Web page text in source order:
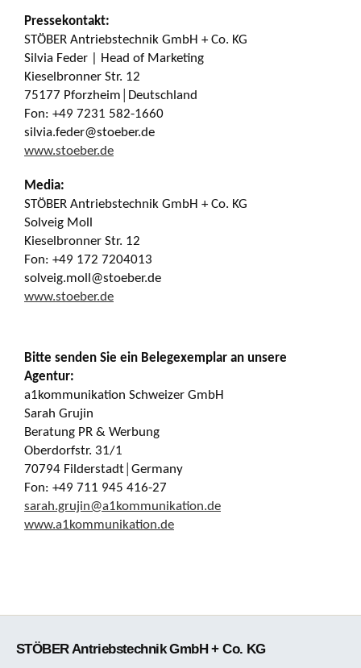
Pressekontakt:
STÖBER Antriebstechnik GmbH + Co. KG
Silvia Feder | Head of Marketing
Kieselbronner Str. 12
75177 Pforzheim│Deutschland
Fon: +49 7231 582-1660
silvia.feder@stoeber.de
www.stoeber.de
Media:
STÖBER Antriebstechnik GmbH + Co. KG
Solveig Moll
Kieselbronner Str. 12
Fon: +49 172 7204013
solveig.moll@stoeber.de
www.stoeber.de
Bitte senden Sie ein Belegexemplar an unsere
Agentur:
a1kommunikation Schweizer GmbH
Sarah Grujin
Beratung PR & Werbung
Oberdorfstr. 31/1
70794 Filderstadt│Germany
Fon: +49 711 945 416-27
sarah.grujin@a1kommunikation.de
www.a1kommunikation.de
STÖBER Antriebstechnik GmbH + Co. KG